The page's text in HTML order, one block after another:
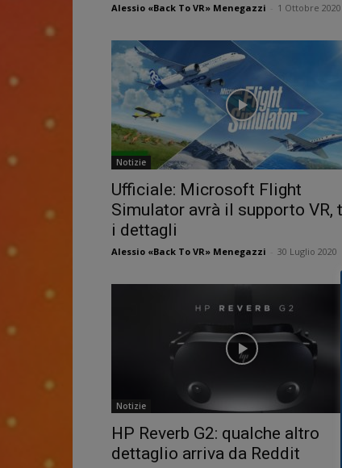
Alessio «Back To VR» Menegazzi 1 Ottobre 2020
Notizie
Ufficiale: Microsoft Flight
Simulator avrà il supporto VR,
i dettagli
Alessio «Back To VR» Menegazzi 30 Luglio 2020
Notizie
HP Reverb G2: qualche altro
dettaglio arriva da Reddit